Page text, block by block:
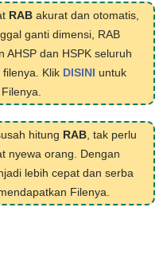
RAB akurat dan otomatis,
ganti dimensi, RAB
AHSP dan HSPK seluruh
Klik DISINI untuk
hitung RAB , tak perlu
nyewa orang. Dengan
lebih cepat dan serba
Filenya.